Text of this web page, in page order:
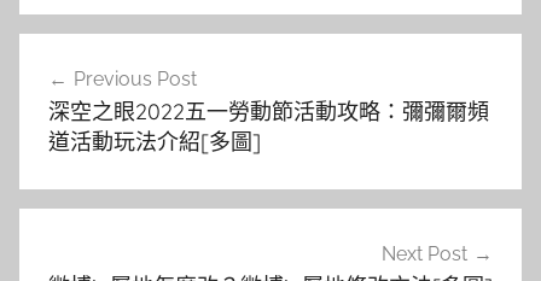
導
覽
Previous Post
深空之眼2022五一勞動節活動攻略：彌彌爾頻
道活動玩法介紹[多圖]
Next Post